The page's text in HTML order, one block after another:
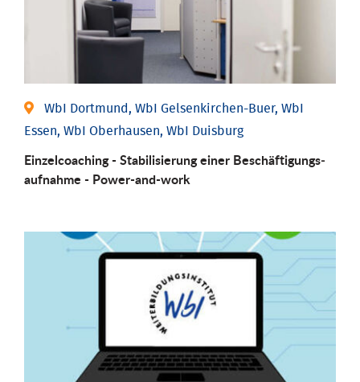
WbI Dortmund, WbI Gelsenkirchen-Buer, WbI
Essen, WbI Oberhausen, WbI Duisburg
Einzel­coaching - Stabili­sierung einer Be­schäftigungs­
aufnahme - Power-and-work